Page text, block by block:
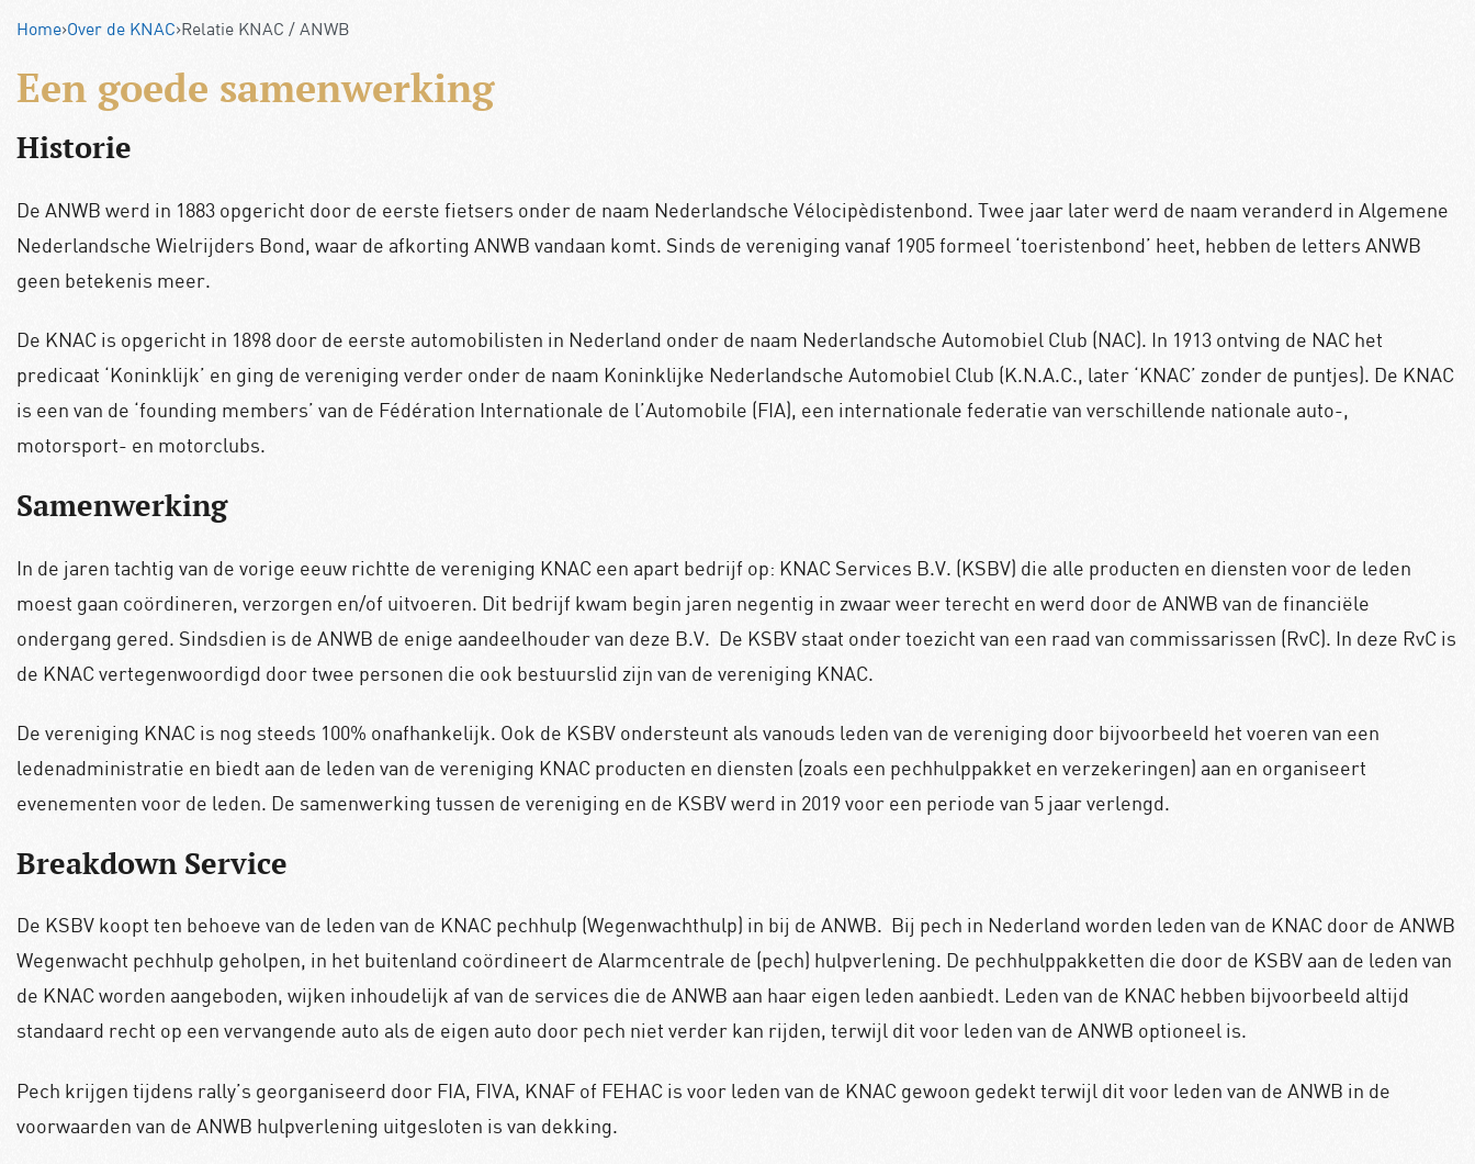
Home›Over de KNAC›Relatie KNAC / ANWB
Een goede samenwerking
Historie
De ANWB werd in 1883 opgericht door de eerste fietsers onder de naam Nederlandsche Vélocipèdistenbond. Twee jaar later werd de naam veranderd in Algemene
Nederlandsche Wielrijders Bond, waar de afkorting ANWB vandaan komt. Sinds de vereniging vanaf 1905 formeel ‘toeristenbond’ heet, hebben de letters ANWB
geen betekenis meer.
De KNAC is opgericht in 1898 door de eerste automobilisten in Nederland onder de naam Nederlandsche Automobiel Club (NAC). In 1913 ontving de NAC het
predicaat ‘Koninklijk’ en ging de vereniging verder onder de naam Koninklijke Nederlandsche Automobiel Club (K.N.A.C., later ‘KNAC’ zonder de puntjes). De KNAC
is een van de ‘founding members’ van de Fédération Internationale de l’Automobile (FIA), een internationale federatie van verschillende nationale auto-,
motorsport- en motorclubs.
Samenwerking
In de jaren tachtig van de vorige eeuw richtte de vereniging KNAC een apart bedrijf op: KNAC Services B.V. (KSBV) die alle producten en diensten voor de leden
moest gaan coördineren, verzorgen en/of uitvoeren. Dit bedrijf kwam begin jaren negentig in zwaar weer terecht en werd door de ANWB van de financiële
ondergang gered. Sindsdien is de ANWB de enige aandeelhouder van deze B.V. De KSBV staat onder toezicht van een raad van commissarissen (RvC). In deze RvC is
de KNAC vertegenwoordigd door twee personen die ook bestuurslid zijn van de vereniging KNAC.
De vereniging KNAC is nog steeds 100% onafhankelijk. Ook de KSBV ondersteunt als vanouds leden van de vereniging door bijvoorbeeld het voeren van een
ledenadministratie en biedt aan de leden van de vereniging KNAC producten en diensten (zoals een pechhulppakket en verzekeringen) aan en organiseert
evenementen voor de leden. De samenwerking tussen de vereniging en de KSBV werd in 2019 voor een periode van 5 jaar verlengd.
Breakdown Service
De KSBV koopt ten behoeve van de leden van de KNAC pechhulp (Wegenwachthulp) in bij de ANWB. Bij pech in Nederland worden leden van de KNAC door de ANWB
Wegenwacht pechhulp geholpen, in het buitenland coördineert de Alarmcentrale de (pech) hulpverlening. De pechhulppakketten die door de KSBV aan de leden van
de KNAC worden aangeboden, wijken inhoudelijk af van de services die de ANWB aan haar eigen leden aanbiedt. Leden van de KNAC hebben bijvoorbeeld altijd
standaard recht op een vervangende auto als de eigen auto door pech niet verder kan rijden, terwijl dit voor leden van de ANWB optioneel is.
Pech krijgen tijdens rally’s georganiseerd door FIA, FIVA, KNAF of FEHAC is voor leden van de KNAC gewoon gedekt terwijl dit voor leden van de ANWB in de
voorwaarden van de ANWB hulpverlening uitgesloten is van dekking.